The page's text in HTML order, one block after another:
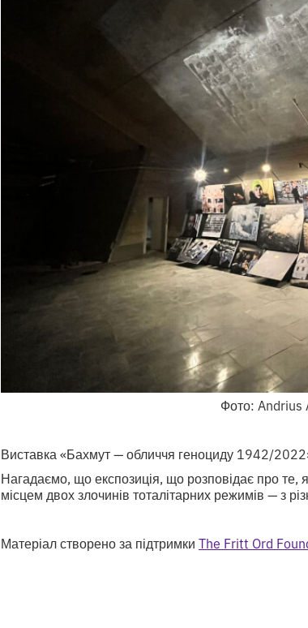
Фото: Andrius
Виставка «Бахмут — обличчя геноциду 1942/
Нагадаємо, що експозиція, що розповідає про те,
місцем двох злочинів тоталітарних режимів — з
Матеріал створено за підтримки The Fritt Ord